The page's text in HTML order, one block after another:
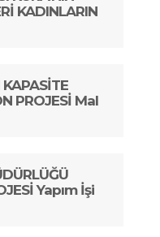
KADINLARIN
PROJESİ Mal
Yapım İşi